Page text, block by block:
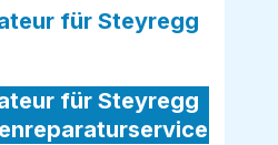
für Steyregg
für Steyregg